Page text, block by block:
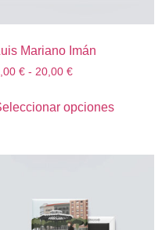
Mariano Imán
€ - 20,00 €
opciones